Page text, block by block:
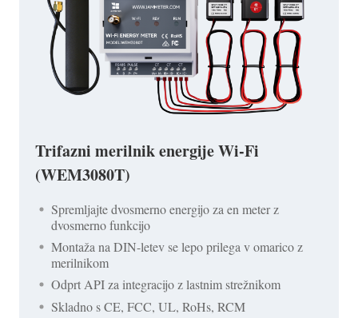
Trifazni merilnik energije Wi-Fi
(WEM3080T)
Spremljajte dvosmerno energijo za en meter z
dvosmerno funkcijo
Montaža na DIN-letev se lepo prilega v omarico z
merilnikom
Odprt API za integracijo z lastnim strežnikom
Skladno s CE, FCC, UL, RoHs, RCM